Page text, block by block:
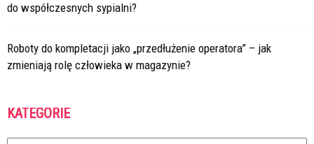
do współczesnych sypialni?
Roboty do kompletacji jako „przedłużenie operatora” – jak
zmieniają rolę człowieka w magazynie?
KATEGORIE
Kategorie